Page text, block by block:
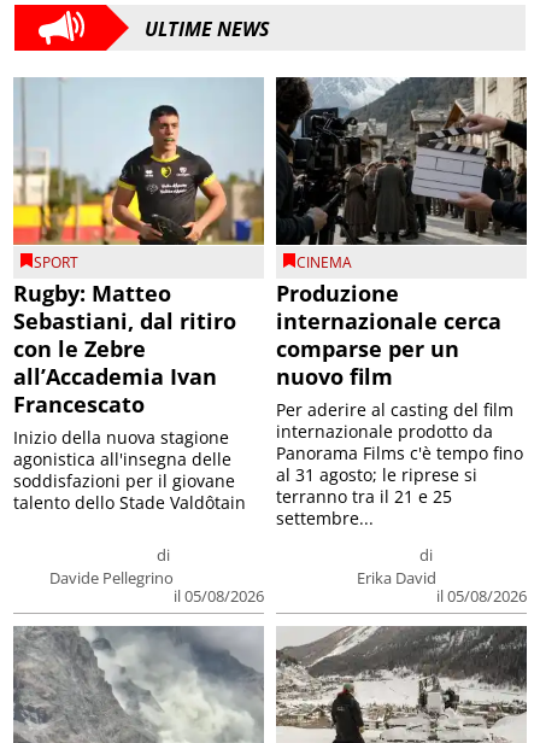
ULTIME NEWS
SPORT
Rugby: Matteo
Sebastiani, dal ritiro
con le Zebre
all’Accademia Ivan
Francescato
di
Davide Pellegrino
il 05/08/2026
Inizio della nuova stagione
agonistica all'insegna delle
soddisfazioni per il giovane
talento dello Stade Valdôtain
CINEMA
Produzione
internazionale cerca
comparse per un
nuovo film
di
Erika David
il 05/08/2026
Per aderire al casting del film
internazionale prodotto da
Panorama Films c'è tempo fino
al 31 agosto; le riprese si
terranno tra il 21 e 25
settembre...